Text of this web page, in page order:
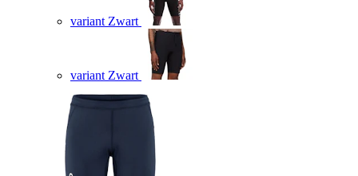
variant Zwart
variant Zwart